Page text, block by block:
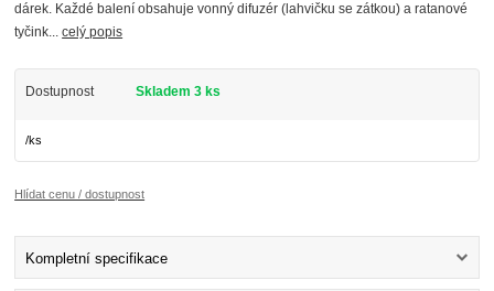
dárek. Každé balení obsahuje vonný difuzér (lahvičku se zátkou) a ratanové
tyčink...celý popis
Dostupnost Skladem 3 ks
/ks
Hlídat cenu / dostupnost
Kompletní specifikace